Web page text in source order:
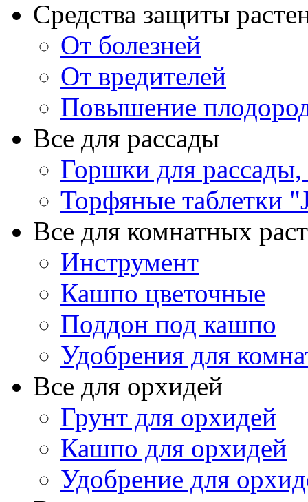
Средства защиты
От болезней
От вредителей
Повышение
Все для рассады
Горшки для рассады,
Торфяные таблетки
Все для комнатных
Инструмент
Кашпо цветочные
Поддон под кашпо
Удобрения для
Все для орхидей
Грунт для орхидей
Кашпо для орхидей
Удобрение для